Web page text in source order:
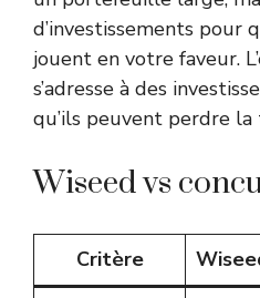
d’investissements pour
jouent en votre faveur.
s’adresse à des
qu’ils peuvent perdre
Wiseed vs
Critère